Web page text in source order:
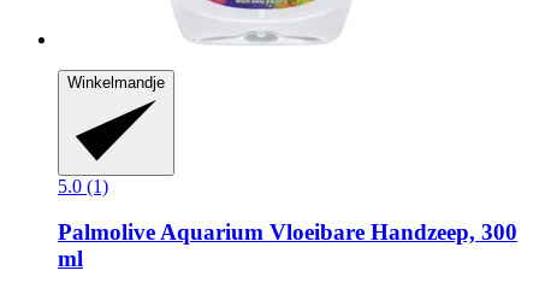
Winkelmandje
5.0 (1)
PalmoliveAquarium Vloeibare Handzeep, 300
ml